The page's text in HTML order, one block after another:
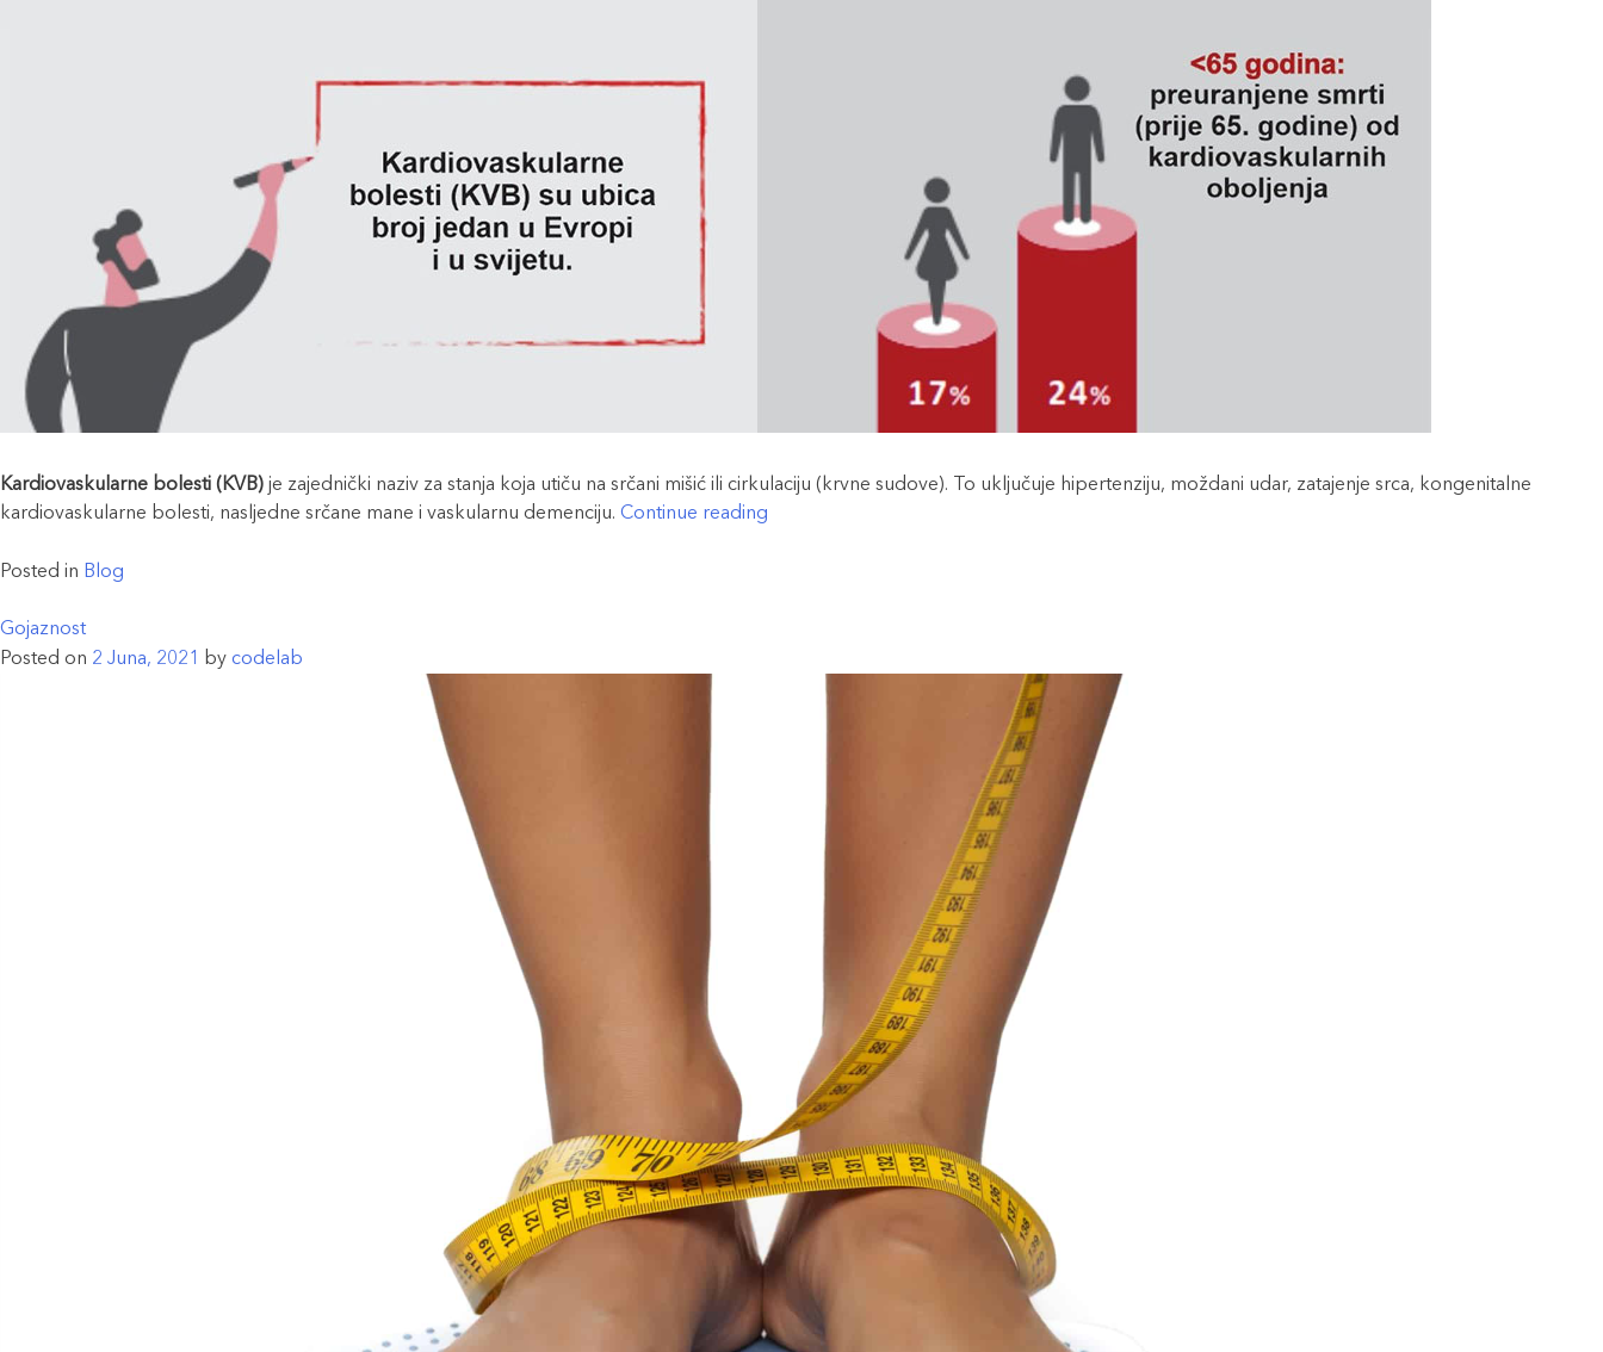
Kardiovaskularne bolesti (KVB) je zajednički naziv za stanja koja utiču na srčani mišić ili cirkulaciju (krvne sudove). To uključuje hipertenziju, moždani udar, zatajenje srca, kongenitalne
kardiovaskularne bolesti, nasljedne srčane mane i vaskularnu demenciju. Continue reading
Posted in Blog
Gojaznost
Posted on 2 Juna, 2021 by codelab